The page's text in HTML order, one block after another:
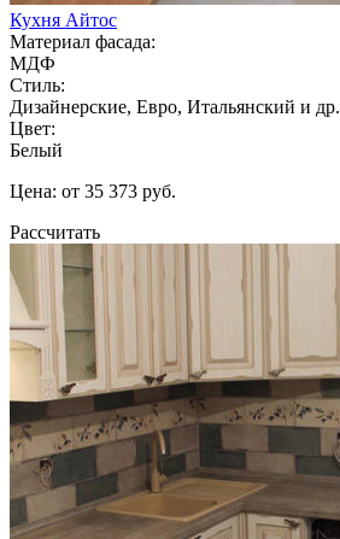
Кухня Айтос
Материал фасада:
МДФ
Стиль:
Дизайнерские, Евро, Итальянский и др.
Цвет:
Белый
Цена: от 35 373 руб.
Рассчитать